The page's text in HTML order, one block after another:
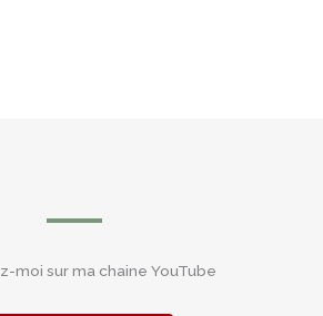
moi sur ma chaine YouTube